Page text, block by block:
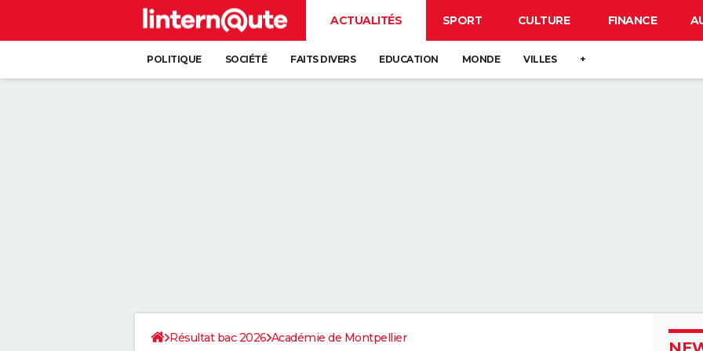
ACTUALITÉS SPORT CULTURE FINANCE
POLITIQUE SOCIÉTÉ FAITS DIVERS EDUCATION MONDE VILLES +
Résultat bac 2026 Académie de Montpellier